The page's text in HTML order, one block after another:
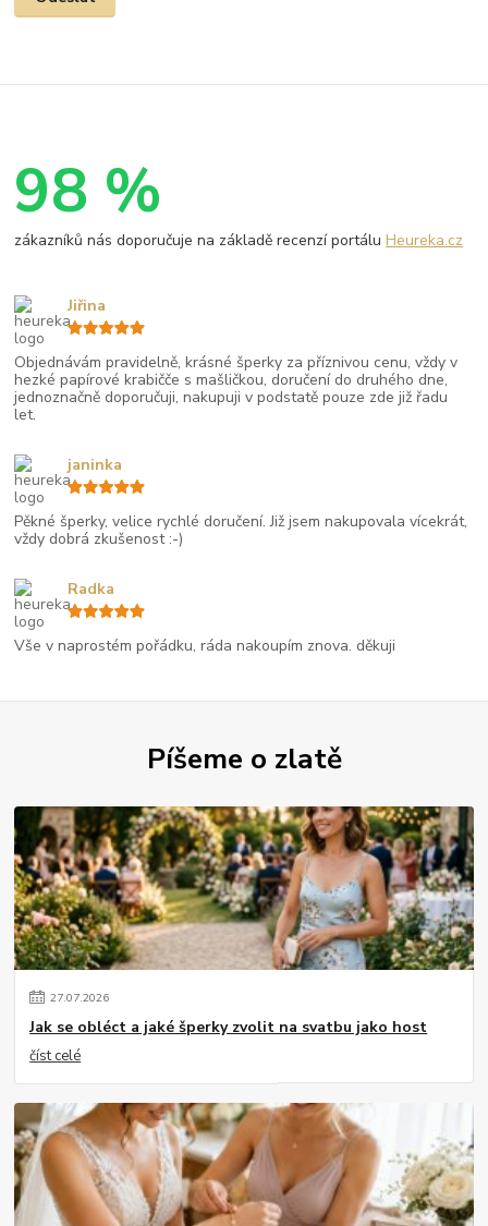
Píšeme o zlatě
27.07.2026
Jak se obléct a jaké šperky zvolit na svatbu jako host
číst celé
98 %
zákazníků nás doporučuje na základě recenzí portáluHeureka.cz
Objednávám pravidelně, krásné šperky za příznivou cenu, vždy v
hezké papírové krabičče s mašličkou, doručení do druhého dne,
jednoznačně doporučuji, nakupuji v podstatě pouze zde již řadu
let.
Jiřina
Pěkné šperky, velice rychlé doručení. Již jsem nakupovala vícekrát,
vždy dobrá zkušenost :-)
janinka
Vše v naprostém pořádku, ráda nakoupím znova. děkuji
Radka